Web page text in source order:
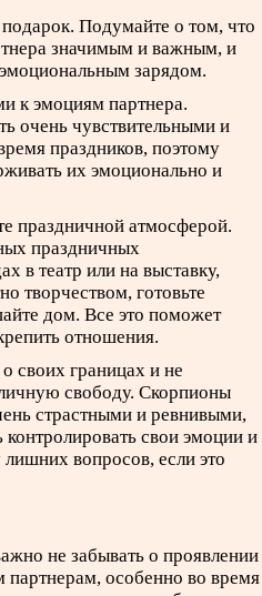
Подумайте о том, что
значимым и важным, и
зарядом.
к эмоциям партнера.
очень чувствительными и
праздников, поэтому
их эмоционально и
праздничной атмосферой.
праздничных
в театр или на выставку,
творчеством, готовьте
дом. Все это поможет
отношения.
своих границах и не
свободу. Скорпионы
страстными и ревнивыми,
свои эмоции и
лишних вопросов, если это
не забывать о проявлении
партнерам, особенно во время